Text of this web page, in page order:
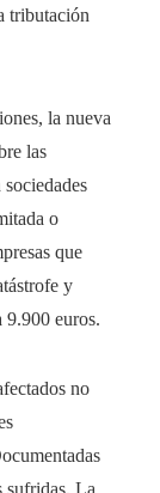
tributación
la nueva
las
o
que
y
9.900 euros.
no